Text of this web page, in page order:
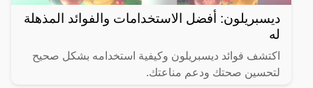
ديسبريلون: أفضل الاستخدامات والفوائد المذهلة
له
اكتشف فوائد ديسبريلون وكيفية استخدامه بشكل صحيح
لتحسين صحتك ودعم مناعتك.